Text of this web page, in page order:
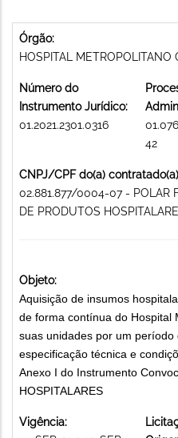
Órgão:
HOSPITAL METROPOLITANO
Número do
Instrumento Jurídico:
01.2021.2301.0316
42
CNPJ/CPF do(a)
02.881.877/0004-07 - POLAR
DE PRODUTOS
Objeto:
Aquisição de insumos
de forma contínua do Hospital
suas unidades por um
especificação técnica e
Anexo I do Instrumento
HOSPITALARES
Vigência: